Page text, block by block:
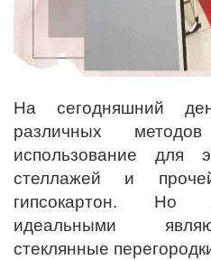
На сегодняшний
различных
использование для
стеллажей и
гипсокартон. Но
идеальными
стеклянные